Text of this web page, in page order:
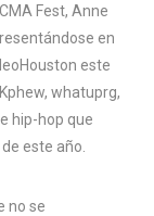
Fest, Anne
en
este
whatuprg,
hip-hop que
este año.
no se